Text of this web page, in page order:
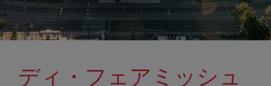
ディ・フェアミッシュ